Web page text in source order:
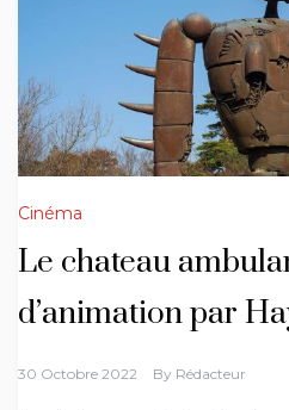
Cinéma
Le chateau
d’animation par
30 Octobre 2022 By Rédacteur